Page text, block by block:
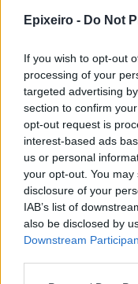
Epixeiro - Do Not
If you wish to opt-out
processing of your
targeted advertising
section to confirm
opt-out request is
interest-based ads
us or personal
your opt-out. You
disclosure of your
IAB’s list of
also be disclosed by
Downstream
υψηλότερο
Για τον εορτασμό
McDonald’s στην
συνεργάστηκε για
σταρ Σάκη Ρουβά
burgers – τα
Τα νέα
μοναδικά burgers
απολαυστική